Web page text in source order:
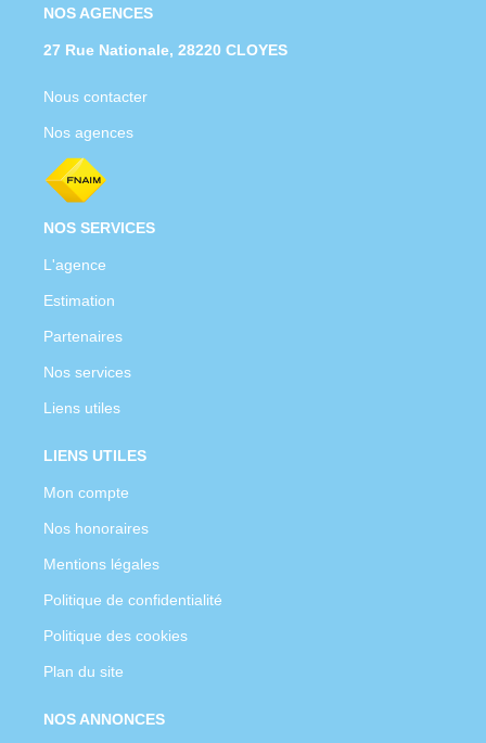
NOS AGENCES
27 Rue Nationale, 28220 CLOYES
Nous contacter
Nos agences
NOS SERVICES
L'agence
Estimation
Partenaires
Nos services
Liens utiles
LIENS UTILES
Mon compte
Nos honoraires
Mentions légales
Politique de confidentialité
Politique des cookies
Plan du site
NOS ANNONCES